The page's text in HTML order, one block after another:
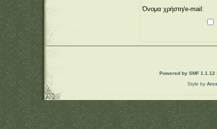
Όνομα χρήστη/e-mail:
Powered by SMF 1.1.12
Style by